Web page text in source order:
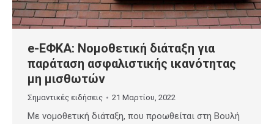
e-ΕΦΚΑ: Νομοθετική διάταξη για
παράταση ασφαλιστικής ικανότητας
μη μισθωτών
Σημαντικές ειδήσεις 21 Μαρτίου, 2022
Με νομοθετική διάταξη, που προωθείται στη Βουλή